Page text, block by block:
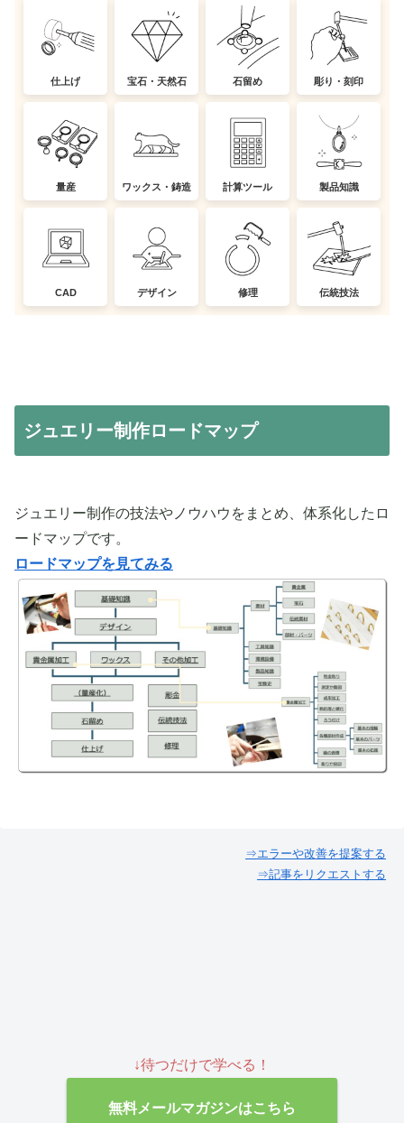
仕上げ 宝石・天然石 石留め 彫り・刻印
量産 ワックス・鋳造 計算ツール 製品知識
CAD デザイン 修理 伝統技法
ジュエリー制作ロードマップ
ジュエリー制作の技法やノウハウをまとめ、体系化したロ
ードマップです。
ロードマップを見てみる
⇒エラーや改善を提案する
⇒記事をリクエストする
↓待つだけで学べる！
無料メールマガジンはこちら